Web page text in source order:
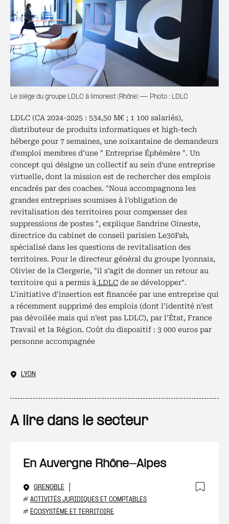
Le siège du groupe LDLC à limonest (Rhône) — Photo : LDLC
LDLC (CA 2024-2025 : 534,50 M€ ; 1 100 salariés),
distributeur de produits informatiques et high-tech
héberge pour 7 semaines, une soixantaine de demandeurs
d’emploi membres d’une " Entreprise Éphémère ". Un
concept qui désigne un collectif au sein d'une entreprise
virtuelle, dont la mission est de rechercher des emplois
encadrés par des coaches. "Nous accompagnons les
grandes entreprises soumises à l’obligation de
revitalisation des territoires pour compenser des
suppressions de postes ", explique Sandrine Gineste,
directrice du cabinet de conseil parisien Le30Fab,
spécialisé dans les questions de revitalisation des
territoires. Pour le directeur général du groupe lyonnais,
Olivier de la Clergerie, "il s’agit de donner un retour au
territoire qui a permis à LDLC de se développer".
L’initiative d’insertion est financée par une entreprise qui
a récemment supprimé des emplois (dont l’identité n’est
pas dévoilée mais qui n’est pas LDLC), par l’État, France
Travail et la Région. Coût du dispositif : 3 000 euros par
personne accompagnée
LYON
A lire dans le secteur
En Auvergne Rhône-Alpes
GRENOBLE
# ACTIVITÉS JURIDIQUES ET COMPTABLES
# ÉCOSYSTÈME ET TERRITOIRE